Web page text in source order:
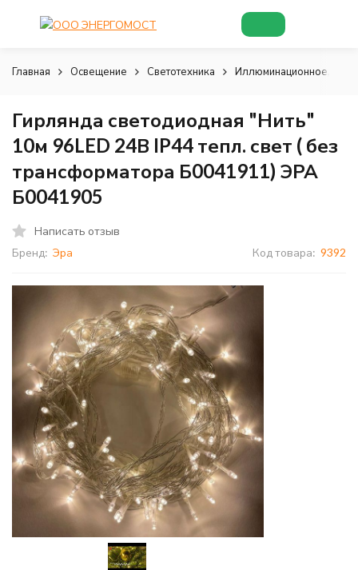
Главная Освещение Светотехника Иллюминационное,
Гирлянда светодиодная "Нить"
10м 96LED 24В IP44 тепл. свет ( без
трансформатора Б0041911) ЭРА
Б0041905
Написать отзыв
Бренд: Эра Код товара: 9392